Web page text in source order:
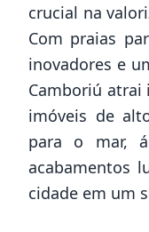
crucial na
Com praias
inovadores e
Camboriú atrai
imóveis de
para o mar,
acabamentos
cidade em um